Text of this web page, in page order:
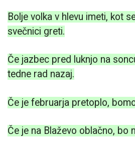
Bolje volka v hlevu imeti, kot
svečnici greti.
Če jazbec pred luknjo na
tedne rad nazaj.
Če je februarja pretoplo,
Če je na Blaževo oblačno, bo